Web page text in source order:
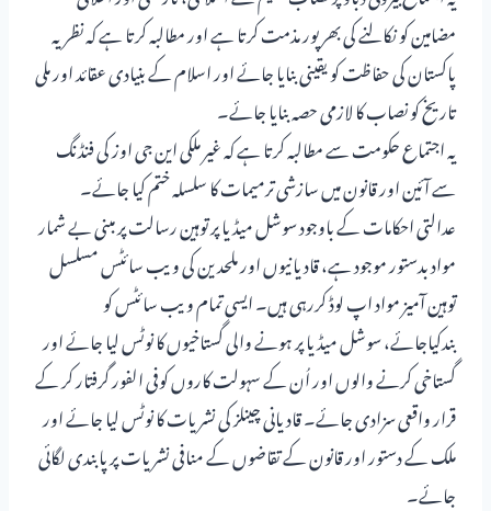
مضامین کو نکالنے کی بھرپور مذمت کرتا ہے اور مطالبہ کرتا ہے کہ نظریہ
پاکستان کی حفاظت کو یقینی بنایا جائے اور اسلام کے بنیادی عقائد اور ملی
تاریخ کو نصاب کا لازمی حصہ بنایا جائے۔
یہ اجتماع حکومت سے مطالبہ کرتا ہے کہ غیر ملکی این جی اوز کی فنڈنگ
سے آئین اور قانون میں سازشی ترمیمات کا سلسلہ ختم کیا جائے۔
عدالتی احکامات کے باوجود سوشل میڈیا پر توہین رسالت پر مبنی بے شمار
مواد بدستور موجود ہے، قادیانیوں اور ملحدین کی ویب سائٹس مسلسل
توہین آمیز مواد اپ لوڈ کررہی ہیں۔ ایسی تمام ویب سائٹس کو
بندکیاجائے، سوشل میڈیا پر ہونے والی گستاخیوں کا نوٹس لیا جائے اور
گستاخی کرنے والوں اور اُن کے سہولت کاروں کوفی الفور گرفتار کر کے
قرار واقعی سزادی جائے۔ قادیانی چینلز کی نشریات کا نوٹس لیا جائے اور
ملک کے دستور اور قانون کے تقاضوں کے منافی نشریات پر پابندی لگائی
جائے۔